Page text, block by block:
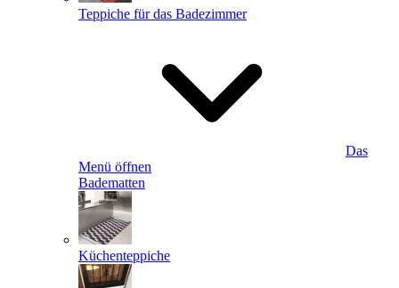
Teppiche für das Badezimmer
Das
Menü öffnen
Badematten
Küchenteppiche